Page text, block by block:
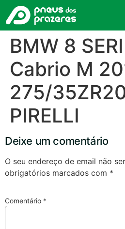
BMW 8
Cabrio M
275/
PIRELLI
Deixe um comentário
O seu endereço de email não
obrigatórios marcados com *
Comentário *
Pesquisa de